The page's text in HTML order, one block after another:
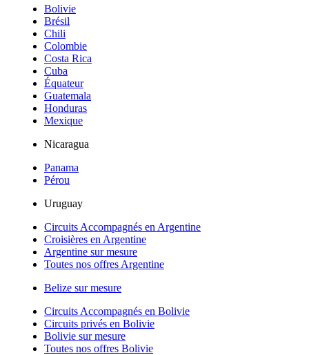
Bolivie
Brésil
Chili
Colombie
Costa Rica
Cuba
Équateur
Guatemala
Honduras
Mexique
Nicaragua
Panama
Pérou
Uruguay
Circuits Accompagnés en Argentine
Croisières en Argentine
Argentine sur mesure
Toutes nos offres Argentine
Belize sur mesure
Circuits Accompagnés en Bolivie
Circuits privés en Bolivie
Bolivie sur mesure
Toutes nos offres Bolivie